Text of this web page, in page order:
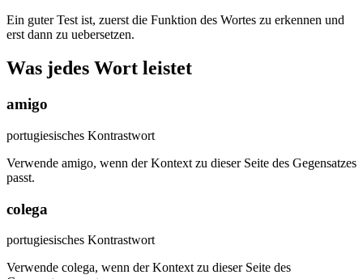
Ein guter Test ist, zuerst die Funktion des Wortes zu erkennen und
erst dann zu uebersetzen.
Was jedes Wort leistet
amigo
portugiesisches Kontrastwort
Verwende amigo, wenn der Kontext zu dieser Seite des Gegensatzes
passt.
colega
portugiesisches Kontrastwort
Verwende colega, wenn der Kontext zu dieser Seite des